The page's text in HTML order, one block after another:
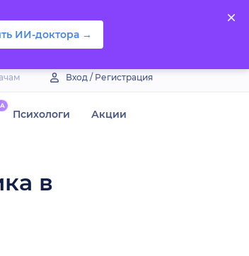
ИИ-доктора →
Вход / Регистрация
Психологи Акции
в